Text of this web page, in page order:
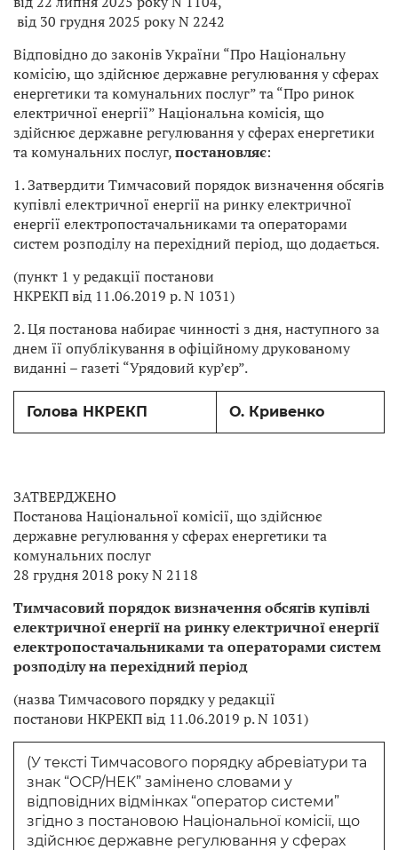
від 30 грудня 2025 року N 2242
Відповідно до законів України “Про Національну
комісію, що здійснює державне регулювання у сферах
енергетики та комунальних послуг” та “Про ринок
електричної енергії” Національна комісія, що
здійснює державне регулювання у сферах енергетики
та комунальних послуг,постановляє:
1. Затвердити Тимчасовий порядок визначення обсягів
купівлі електричної енергії на ринку електричної
енергії електропостачальниками та операторами
систем розподілу на перехідний період, що додається.
(пункт 1 у редакції постанови
НКРЕКП від 11.06.2019 р. N 1031)
2. Ця постанова набирає чинності з дня, наступного за
днем її опублікування в офіційному друкованому
виданні – газеті “Урядовий кур’єр”.
Голова НКРЕКП О. Кривенко
ЗАТВЕРДЖЕНО
Постанова Національної комісії, що здійснює
державне регулювання у сферах енергетики та
комунальних послуг
28 грудня 2018 року N 2118
Тимчасовий порядок визначення обсягів купівлі
електричної енергії на ринку електричної енергії
електропостачальниками та операторами систем
розподілу на перехідний період
(назва Тимчасового порядку у редакції
постанови НКРЕКП від 11.06.2019 р. N 1031)
(У тексті Тимчасового порядку абревіатури та
знак “ОСР/НЕК” замінено словами у
відповідних відмінках “оператор системи”
згідно з постановою Національної комісії, що
здійснює державне регулювання у сферах